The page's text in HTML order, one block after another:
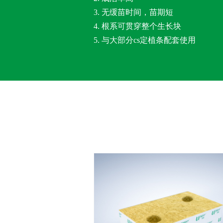
3. 无缓苗时间，苗期短
4. 根系可贯穿整个生长块
5. 与大部分cs定植条配套使用